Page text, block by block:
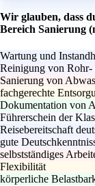
Wir glauben, dass
Bereich Sanierung
Wartung und
Reinigung von Rohr-
Sanierung von
fachgerechte
Dokumentation von
Führerschein der
Reisebereitschaft
gute
selbstständiges
Flexibilität
körperliche